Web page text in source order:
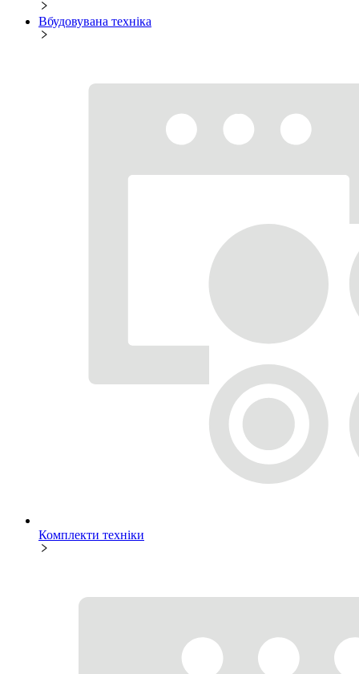
Вбудовувана техніка
Комплекти техніки